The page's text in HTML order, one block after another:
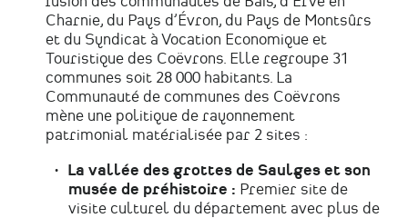
Charnie, du Pays d’Évron, du Pays de Montsûrs
et du Syndicat à Vocation Economique et
Touristique des Coëvrons. Elle regroupe 31
communes soit 28 000 habitants. La
Communauté de communes des Coëvrons
mène une politique de rayonnement
patrimonial matérialisée par 2 sites :
La vallée des grottes de Saulges et son
musée de préhistoire : Premier site de
visite culturel du département avec plus de